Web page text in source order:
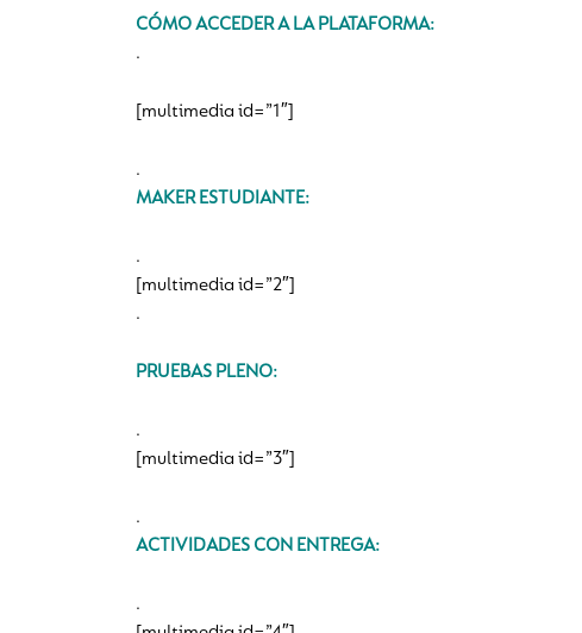
CÓMO ACCEDER A LA PLATAFORMA:
.
[multimedia id=”1″]
.
MAKER ESTUDIANTE:
.
[multimedia id=”2″]
.
PRUEBAS PLENO:
.
[multimedia id=”3″]
.
ACTIVIDADES CON ENTREGA:
.